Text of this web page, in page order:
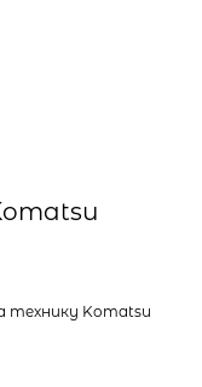
технику Komatsu